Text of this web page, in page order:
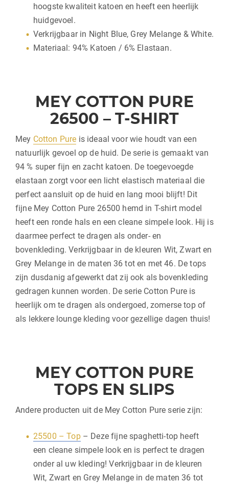
hoogste kwaliteit katoen en heeft een heerlijk
huidgevoel.
Verkrijgbaar in Night Blue, Grey Melange & White.
Materiaal: 94% Katoen / 6% Elastaan.
MEY COTTON PURE
26500 – T-SHIRT
Mey Cotton Pure is ideaal voor wie houdt van een
natuurlijk gevoel op de huid. De serie is gemaakt van
94 % super fijn en zacht katoen. De toegevoegde
elastaan zorgt voor een licht elastisch materiaal die
perfect aansluit op de huid en lang mooi blijft! Dit
fijne Mey Cotton Pure 26500 hemd in T-shirt model
heeft een ronde hals en een cleane simpele look. Hij is
daarmee perfect te dragen als onder- en
bovenkleding. Verkrijgbaar in de kleuren Wit, Zwart en
Grey Melange in de maten 36 tot en met 46. De tops
zijn dusdanig afgewerkt dat zij ook als bovenkleding
gedragen kunnen worden. De serie Cotton Pure is
heerlijk om te dragen als ondergoed, zomerse top of
als lekkere lounge kleding voor gezellige dagen thuis!
MEY COTTON PURE
TOPS EN SLIPS
Andere producten uit de Mey Cotton Pure serie zijn:
25500 – Top– Deze fijne spaghetti-top heeft
een cleane simpele look en is perfect te dragen
onder al uw kleding! Verkrijgbaar in de kleuren
Wit, Zwart en Grey Melange in de maten 36 tot